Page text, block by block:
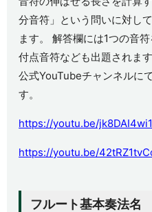
分音符」という問いに対し
ます。 解答欄には1つの音符
付点音符なども出題されます
公式YouTubeチャンネルに
す。
https://youtu.be/
https://youtu.be/
フルート基本奏法名